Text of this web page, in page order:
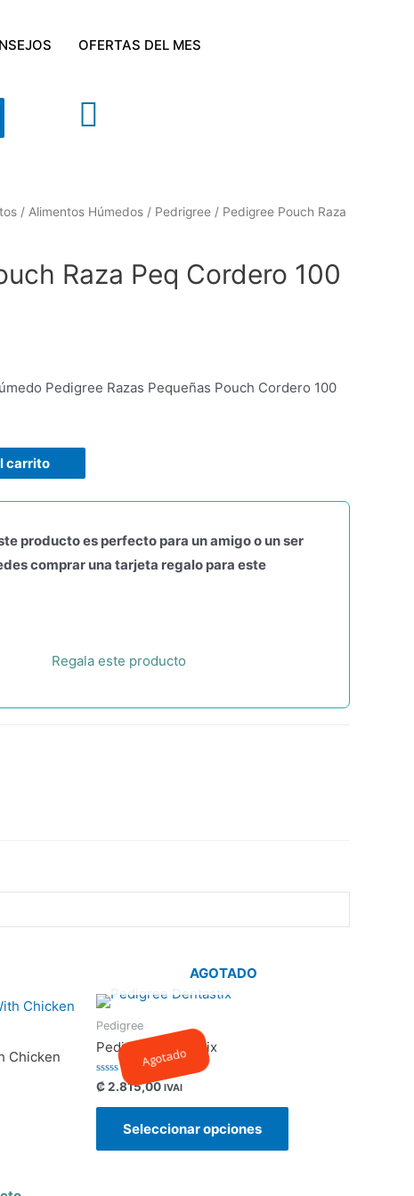
OFERTAS DEL MES
/ Alimentos Húmedos / Pedrigree / Pedigree Pouch Raza
Raza Peq Cordero 100
Pedigree Razas Pequeñas Pouch Cordero 100
carrito
producto es perfecto para un amigo o un ser
comprar una tarjeta regalo para este
Regala este producto
Chicken Agotado
AGOTADO
Pedigree
Pedigree Dentastix
Valorado
con
0
₡2.815,00 IVAI
Seleccionar opciones